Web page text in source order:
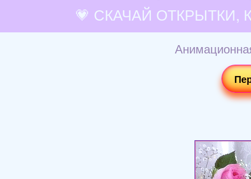
💗 СКАЧАЙ ОТКРЫТКИ,